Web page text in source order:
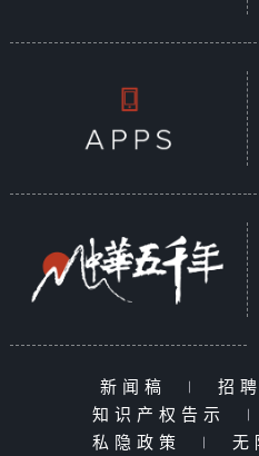
新闻稿 | 招
知识产权告示
|
私隐政策
| 无